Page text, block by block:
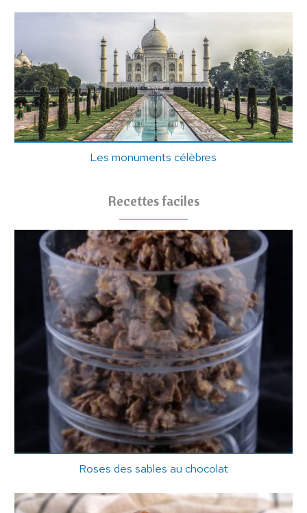
Les monuments célèbres
Recettes faciles
Roses des sables au chocolat